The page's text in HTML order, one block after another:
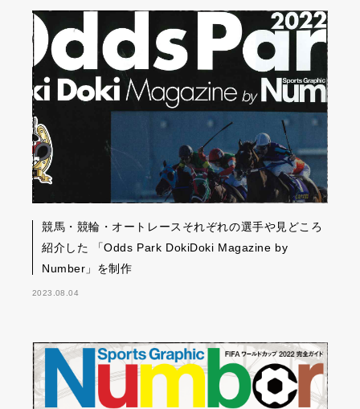
競馬・競輪・オートレースそれぞれの選手や見どころ
紹介した 「Odds Park DokiDoki Magazine by
Number」を制作
2023.08.04